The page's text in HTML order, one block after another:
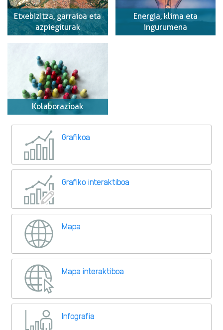
Etxebizitza, garraioa eta
azpiegiturak
Energia, klima eta
ingurumena
Kolaborazioak
Grafikoa
Grafiko interaktiboa
Mapa
Mapa interaktiboa
Infografia